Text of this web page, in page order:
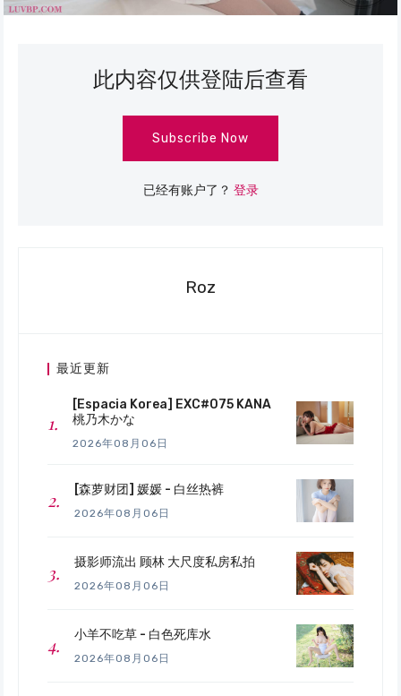
此内容仅供登陆后查看
Subscribe Now
已经有账户了？ 登录
Roz
最近更新
[Espacia Korea] EXC#075 KANA
桃乃木かな
2026年08月06日
[森萝财团] 媛媛 - 白丝热裤
2026年08月06日
摄影师流出 顾林 大尺度私房私拍
2026年08月06日
小羊不吃草 - 白色死库水
2026年08月06日